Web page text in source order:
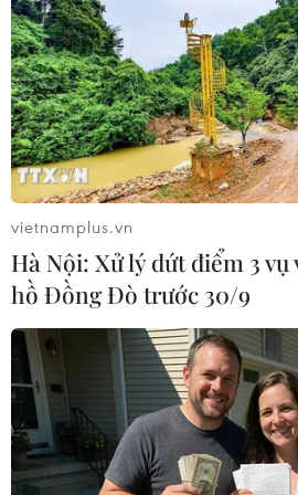
Theo dõi VietnamPlus
TIN LIÊN QUAN
vietnamplus.vn
Hà Nội: Xử lý dứt điểm 3
hồ Đồng Đò trước 30/9